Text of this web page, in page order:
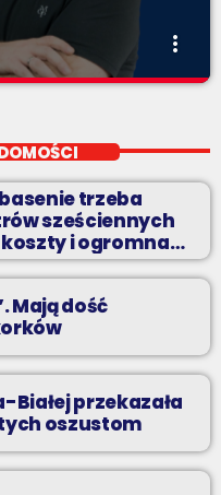
more_vert
występuje roli głównej.
trzeba
sześciennych
i ogromna
Mają dość
Białej przekazała
oszustom